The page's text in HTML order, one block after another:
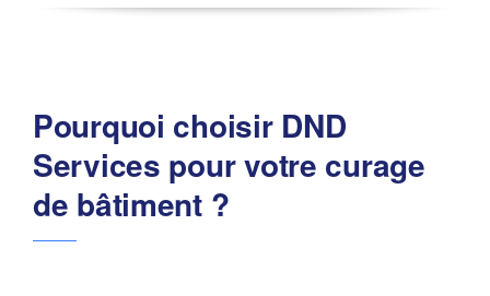
Pourquoi choisir DND
Services pour votre curage
de bâtiment ?